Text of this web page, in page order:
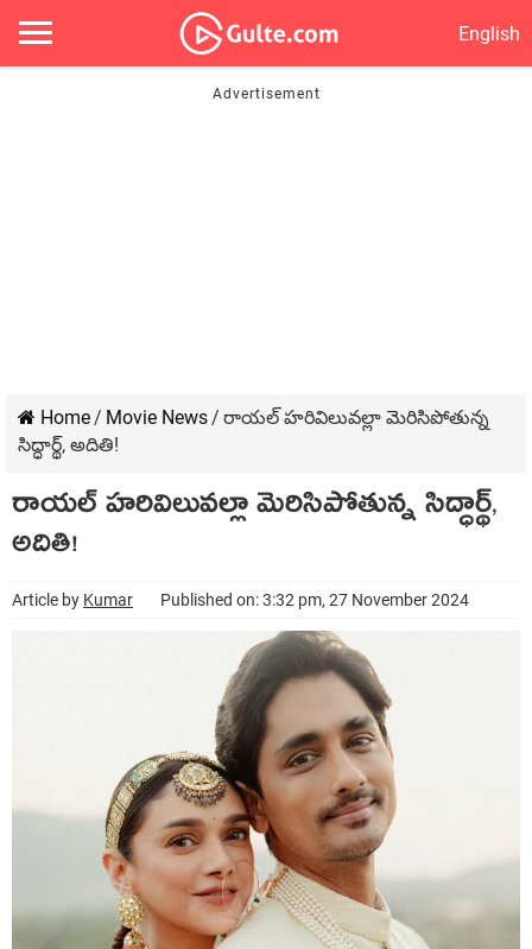
English
Home/ Movie News/ రాయల్ హరివిలువల్లా మెరిసిపోతున్న
సిద్ధార్థ్, అదితి!
రాయల్ హరివిలువల్లా మెరిసిపోతున్న సిద్ధార్థ్,
అదితి!
Article by Kumar Published on: 3:32 pm, 27 November 2024